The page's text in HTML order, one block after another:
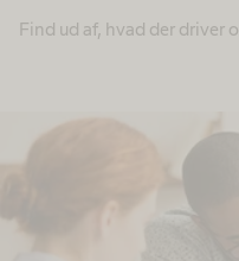
Find ud af, hvad der driver